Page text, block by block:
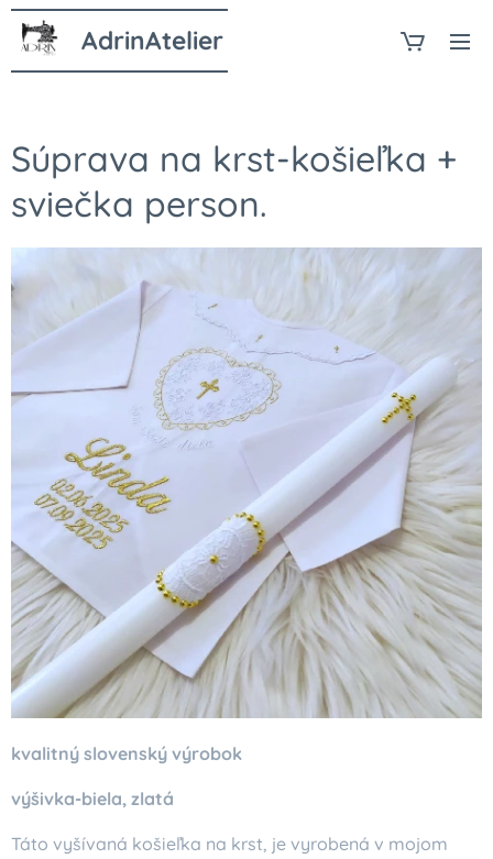
AdrinAtelier
Súprava na krst-košieľka +
sviečka person.
kvalitný slovenský výrobok
výšivka-biela, zlatá
Táto vyšívaná košieľka na krst, je vyrobená v mojom